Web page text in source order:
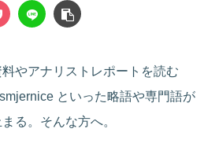
やアナリストレポートを読む
といった略語や専門語が
る。そんな方へ。